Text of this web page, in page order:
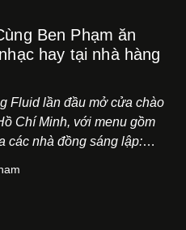
Ben Phạm ăn
hay tại nhà hàng
Fluid lần đầu mở cửa chào
Chí Minh, với menu gồm
các nhà đồng sáng lập:
nhanh chóng được yêu thích